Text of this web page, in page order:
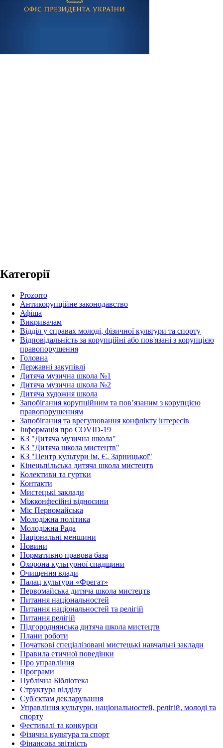
Категорії
Prozorro
Антикорупційне законодавство
Афіша
Викривачам
Відділ у справах молоді, фізичної культури та спорту
Відповідальність за корупційні або пов'язані з корупцією
правопорушення
Головна
Державні закупівлі
Дитяча музична школа №1
Дитяча музична школа №2
Дитяча художня школа
Запобігання корупційним та пов’язаним з корупцією
правопорушенням
Запобігання та врегулювання конфлікту інтересів
Інформація про COVID-19
КЗ "Дитяча музична школа"
КЗ "Дитяча школа мистецтв"
КЗ "Центр культури ім. Є. Зарницької"
Кінецьпільська дитяча школа мистецтв
Колективи та гуртки
Контакти
Мистецькі заклади
Міжконфесійні відносини
Міс Первомайська
Молодіжна політика
Молодіжна Рада
Національні меншини
Новини
Нормативно правова база
Охорона культурної спадщини
Очищення влади
Палац культури «Фрегат»
Первомайська дитяча школа мистецтв
Питання національностей
Питання національностей та релігій
Питання релігій
Підгороднянська дитяча школа мистецтв
Плани роботи
Початкові спеціалізовані мистецькі навчальні заклади
Правила етичної поведінки
Про управління
Програми
Публічна Бібліотека
Структура відділу
Суб'єктам декларування
Управління культури, національностей, релігій, молоді та
спорту
Фестивалі та конкурси
Фізична культура та спорт
Фінансова звітність